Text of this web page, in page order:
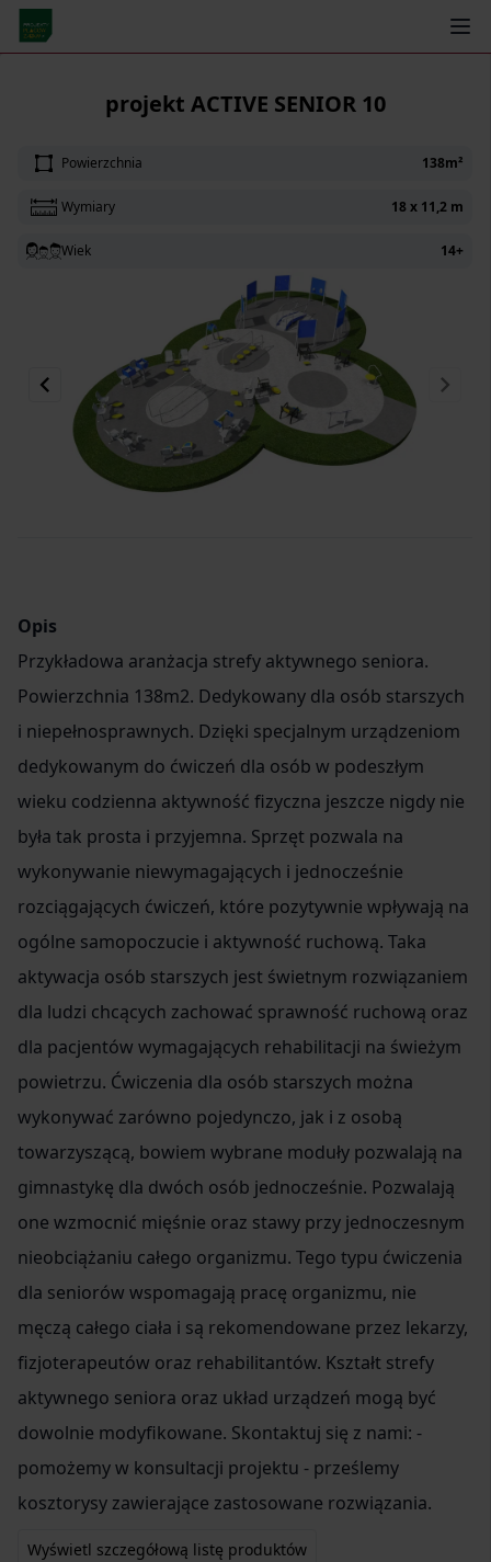
projekt ACTIVE SENIOR 10
← Powrót
Powierzchnia 138m²
Wymiary 18 x 11,2 m
Wiek 14+
Opis
Przykładowa aranżacja strefy aktywnego seniora.
Powierzchnia 138m2. Dedykowany dla osób starszych
i niepełnosprawnych. Dzięki specjalnym urządzeniom
dedykowanym do ćwiczeń dla osób w podeszłym
wieku codzienna aktywność fizyczna jeszcze nigdy nie
była tak prosta i przyjemna. Sprzęt pozwala na
wykonywanie niewymagających i jednocześnie
rozciągających ćwiczeń, które pozytywnie wpływają na
ogólne samopoczucie i aktywność ruchową. Taka
aktywacja osób starszych jest świetnym rozwiązaniem
dla ludzi chcących zachować sprawność ruchową oraz
dla pacjentów wymagających rehabilitacji na świeżym
powietrzu. Ćwiczenia dla osób starszych można
wykonywać zarówno pojedynczo, jak i z osobą
towarzyszącą, bowiem wybrane moduły pozwalają na
gimnastykę dla dwóch osób jednocześnie. Pozwalają
one wzmocnić mięśnie oraz stawy przy jednoczesnym
nieobciążaniu całego organizmu. Tego typu ćwiczenia
dla seniorów wspomagają pracę organizmu, nie
męczą całego ciała i są rekomendowane przez lekarzy,
fizjoterapeutów oraz rehabilitantów. Kształt strefy
aktywnego seniora oraz układ urządzeń mogą być
dowolnie modyfikowane. Skontaktuj się z nami: -
pomożemy w konsultacji projektu - prześlemy
kosztorysy zawierające zastosowane rozwiązania.
Wyświetl szczegółową listę produktów